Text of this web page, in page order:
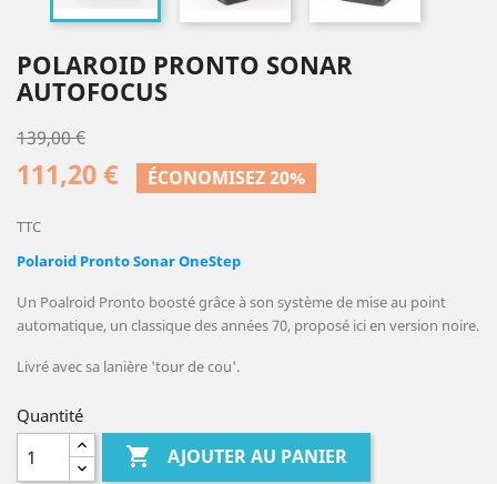
POLAROID PRONTO SONAR
AUTOFOCUS
139,00 €
111,20 € ÉCONOMISEZ 20%
TTC
Polaroid Pronto Sonar OneStep
Un Poalroid Pronto boosté grâce à son système de mise au point
automatique, un classique des années 70, proposé ici en version noire.
Livré avec sa lanière 'tour de cou'.
Quantité
 AJOUTER AU PANIER